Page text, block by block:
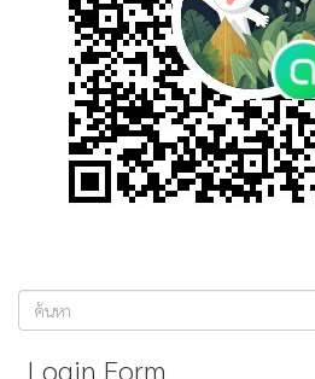
ค้นหา...
Login Form